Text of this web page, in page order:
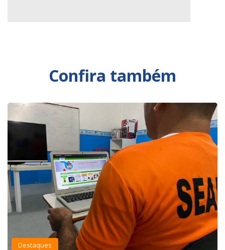
Confira também
Destaques